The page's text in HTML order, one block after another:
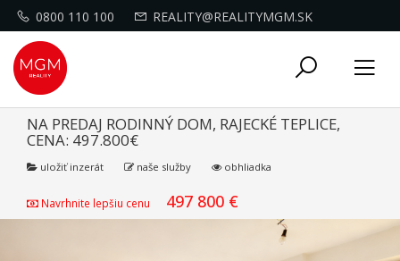
0800 110 100 REALITY@REALITYMGM.SK
Toggle
NA PREDAJ RODINNÝ DOM, RAJECKÉ TEPLICE,
CENA: 497.800€
uložiť inzerát naše služby obhliadka
Navrhnite lepšiu cenu 497 800 €